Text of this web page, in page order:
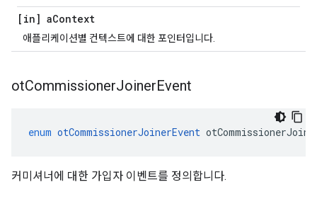
[in] aContext
애플리케이션별 컨텍스트에 대한 포인터입니다.
otCommissionerJoinerEvent
enum otCommissionerJoinerEvent
커미셔너에 대한 가입자 이벤트를 정의합니다.